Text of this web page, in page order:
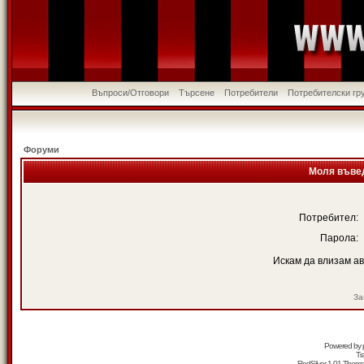
Въпроси/Отговори Търсене Потребители Потребителски
Форуми
Моля
Потребител:
Парола:
Искам да влизам
Powered by